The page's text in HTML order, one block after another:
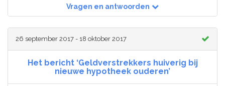
Vragen en antwoorden
26 september 2017 - 18 oktober 2017
Het bericht ‘Geldverstrekkers huiverig bij
nieuwe hypotheek ouderen’